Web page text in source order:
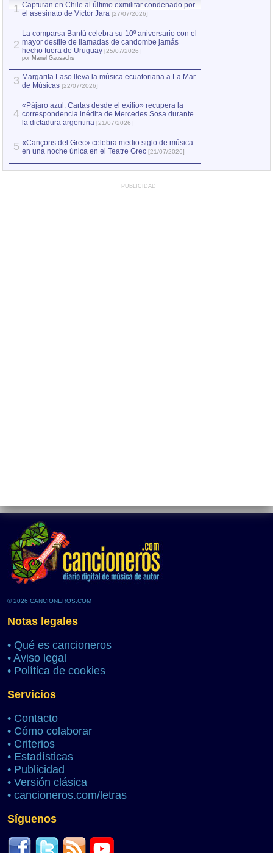
1 Capturan en Chile al último exmilitar condenado por
el asesinato de Víctor Jara [27/07/2026]
2
La comparsa Bantú celebra su 10º aniversario con el
mayor desfile de llamadas de candombe jamás
hecho fuera de Uruguay [25/07/2026]
por Manel Gausachs
3 Margarita Laso lleva la música ecuatoriana a La Mar
de Músicas [22/07/2026]
4
«Pájaro azul. Cartas desde el exilio» recupera la
correspondencia inédita de Mercedes Sosa durante
la dictadura argentina [21/07/2026]
5 «Cançons del Grec» celebra medio siglo de música
en una noche única en el Teatre Grec [21/07/2026]
PUBLICIDAD
© 2026 CANCIONEROS.COM
Notas legales
• Qué es cancioneros
• Aviso legal
• Política de cookies
Servicios
• Contacto
• Cómo colaborar
• Criterios
• Estadísticas
• Publicidad
• Versión clásica
• cancioneros.com/letras
Síguenos